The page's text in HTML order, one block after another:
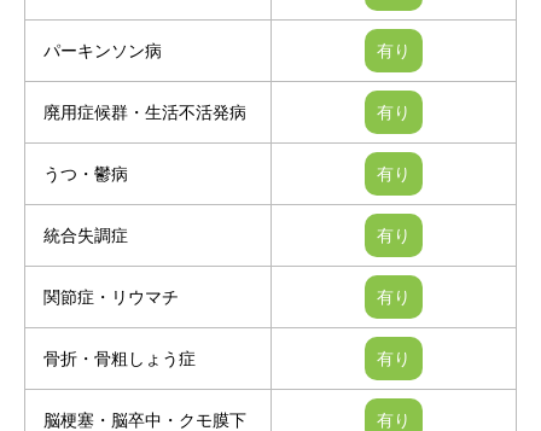
パーキンソン病
廃用症候群・生活不活発病
うつ・鬱病
統合失調症
関節症・リウマチ
骨折・骨粗しょう症
脳梗塞・脳卒中・クモ膜下